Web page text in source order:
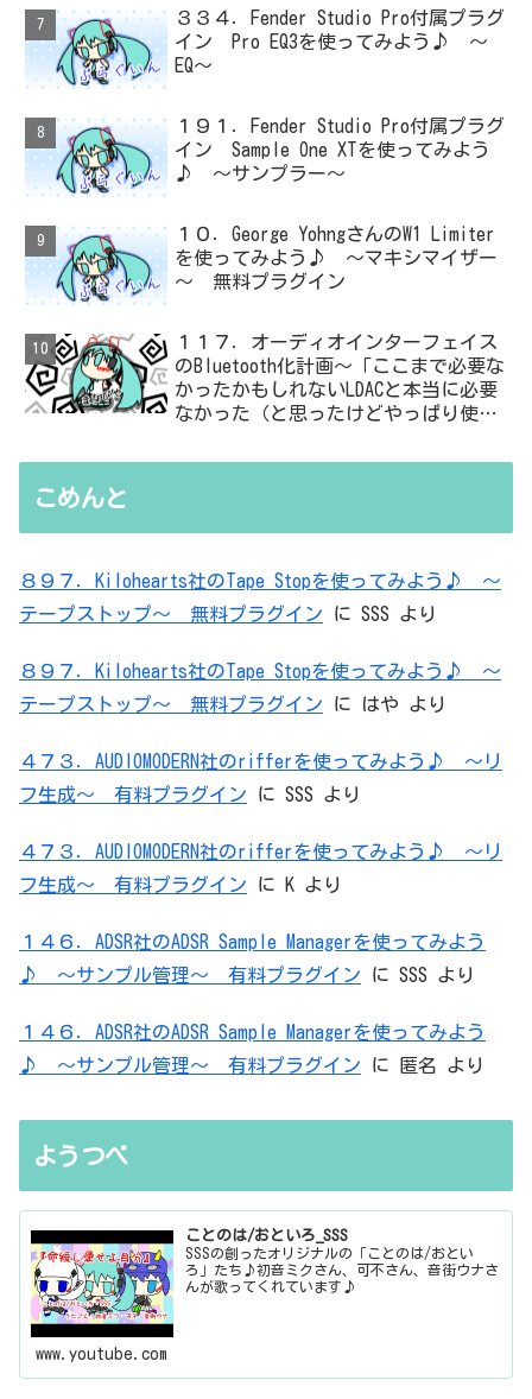
３３４．Fender Studio Pro付属プラグ
イン Pro EQ3を使ってみよう♪ ～
EQ～
１９１．Fender Studio Pro付属プラグ
イン Sample One XTを使ってみよう
♪ ～サンプラー～
１０．George YohngさんのW1 Limiter
を使ってみよう♪ ～マキシマイザー
～ 無料プラグイン
１１７．オーディオインターフェイス
のBluetooth化計画～「ここまで必要な
かったかもしれないLDACと本当に必要
なかった（と思ったけどやっぱり使っ
無駄を重ねた結論はシンプルだった
こめんと
８９７．Kilohearts社のTape Stopを使ってみよう♪ ～
テープストップ～ 無料プラグイン に SSS より
８９７．Kilohearts社のTape Stopを使ってみよう♪ ～
テープストップ～ 無料プラグイン に はや より
４７３．AUDIOMODERN社のrifferを使ってみよう♪ ～リ
フ生成～ 有料プラグイン に SSS より
４７３．AUDIOMODERN社のrifferを使ってみよう♪ ～リ
フ生成～ 有料プラグイン に K より
１４６．ADSR社のADSR Sample Managerを使ってみよう
♪ ～サンプル管理～ 有料プラグイン に SSS より
１４６．ADSR社のADSR Sample Managerを使ってみよう
♪ ～サンプル管理～ 有料プラグイン に 匿名 より
ようつべ
ことのは/おといろ_SSS
SSSの創ったオリジナルの「ことのは/おとい
ろ」たち♪初音ミクさん、可不さん、音街ウナさ
んが歌ってくれています♪
www.youtube.com